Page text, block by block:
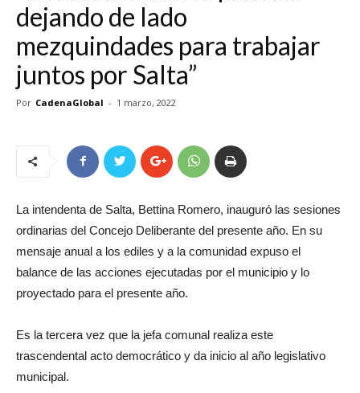
dejando de lado
mezquindades para trabajar
juntos por Salta”
Por CadenaGlobal - 1 marzo, 2022
La intendenta de Salta, Bettina Romero, inauguró las sesiones
ordinarias del Concejo Deliberante del presente año. En su
mensaje anual a los ediles y a la comunidad expuso el
balance de las acciones ejecutadas por el municipio y lo
proyectado para el presente año.
Es la tercera vez que la jefa comunal realiza este
trascendental acto democrático y da inicio al año legislativo
municipal.